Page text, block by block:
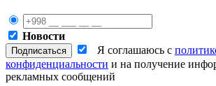
Новости
Я соглашаюсь с
конфиденциальности и на получение
рекламных сообщений